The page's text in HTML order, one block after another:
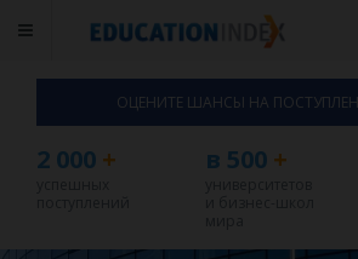
ОЦЕНИТЕ ШАНСЫ НА
2 000 + в 500 +